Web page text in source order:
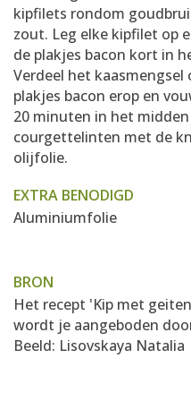
kipfilets rondom
zout. Leg elke kipfilet op
de plakjes bacon kort in
Verdeel het kaasmengsel
plakjes bacon erop en
20 minuten in het
courgettelinten met de
olijfolie.
EXTRA BENODIGD
Aluminiumfolie
BRON
Het recept 'Kip met
wordt je aangeboden
Beeld: Lisovskaya